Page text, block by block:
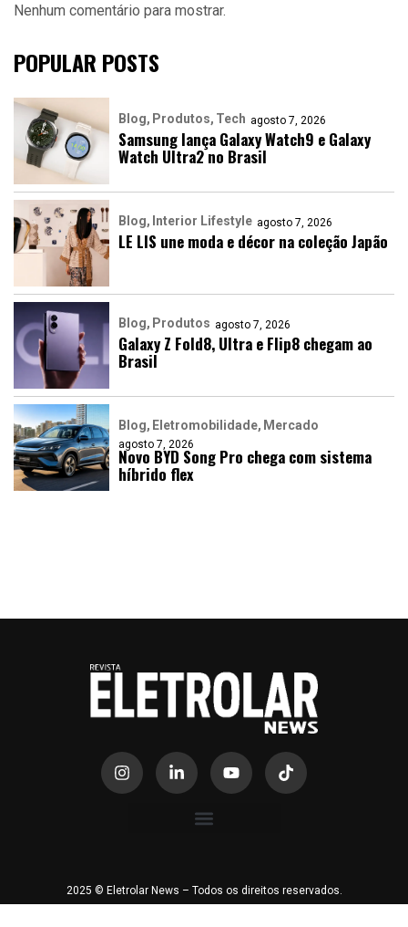
Nenhum comentário para mostrar.
POPULAR POSTS
Blog Produtos Tech agosto 7, 2026
Samsung lança Galaxy Watch9 e Galaxy
Watch Ultra2 no Brasil
Blog Interior Lifestyle agosto 7, 2026
LE LIS une moda e décor na coleção Japão
Blog Produtos agosto 7, 2026
Galaxy Z Fold8, Ultra e Flip8 chegam ao
Brasil
Blog Eletromobilidade Mercado
agosto 7, 2026
Novo BYD Song Pro chega com sistema
híbrido flex
2025 © Eletrolar News – Todos os direitos reservados.